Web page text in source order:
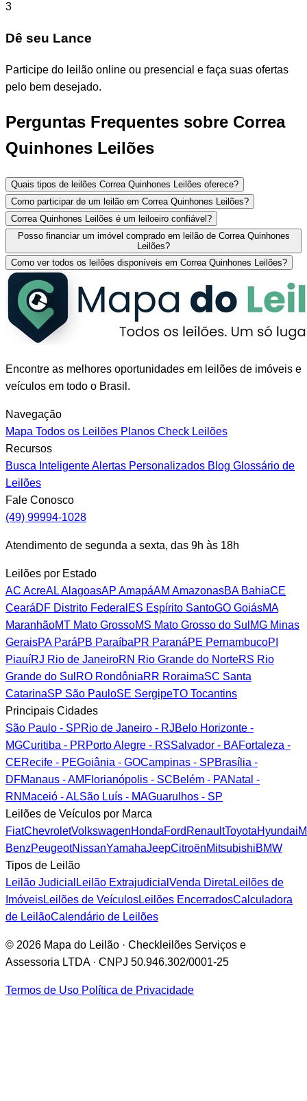
3
Dê seu Lance
Participe do leilão online ou presencial e faça suas ofertas
pelo bem desejado.
Perguntas Frequentes sobre Correa
Quinhones Leilões
Quais tipos de leilões Correa Quinhones Leilões oferece?
Como participar de um leilão em Correa Quinhones Leilões?
Correa Quinhones Leilões é um leiloeiro confiável?
Posso financiar um imóvel comprado em leilão de Correa Quinhones
Leilões?
Como ver todos os leilões disponíveis em Correa Quinhones Leilões?
Encontre as melhores oportunidades em leilões de imóveis e
veículos em todo o Brasil.
Navegação
Mapa Todos os Leilões Planos Check Leilões
Recursos
Busca InteligenteAlertas Personalizados Blog Glossário de
Leilões
Fale Conosco
(49) 99994-1028
Atendimento de segunda a sexta, das 9h às 18h
Leilões por Estado
AC AcreALAlagoasAP AmapáAM AmazonasBABahiaCE
CearáDF Distrito Federal ES Espírito SantoGO GoiásMA
MaranhãoMT Mato GrossoMS Mato Grosso do Sul MG Minas
GeraisPAParáPB ParaíbaPR ParanáPE PernambucoPI
PiauíRJ Rio de JaneiroRN Rio Grande do NorteRS Rio
Grande do Sul RO RondôniaRR RoraimaSC Santa
CatarinaSP São PauloSE SergipeTO Tocantins
Principais Cidades
São Paulo - SPRio de Janeiro - RJBelo Horizonte -
MGCuritiba - PRPorto Alegre - RSSalvador - BAFortaleza -
CERecife - PEGoiânia - GOCampinas - SPBrasília -
DFManaus - AM Florianópolis - SCBelém - PANatal -
RN Maceió - ALSão Luís - MAGuarulhos - SP
Leilões de Veículos por Marca
FiatChevroletVolkswagenHondaFord RenaultToyotaHyundai
BenzPeugeotNissanYamahaJeepCitroënMitsubishiBMW
Tipos de Leilão
Leilão Judicial Leilão Extrajudicial Venda Direta Leilões de
ImóveisLeilões de VeículosLeilões EncerradosCalculadora
de LeilãoCalendário de Leilões
© 2026 Mapa do Leilão · Checkleilões Serviços e
Assessoria LTDA · CNPJ 50.946.302/0001-25
Termos de Uso Política de Privacidade